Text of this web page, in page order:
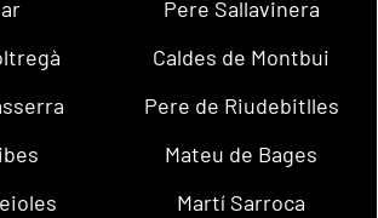
Pere Sallavinera
Caldes de Montbui
Pere de Riudebitlles
Mateu de Bages
Martí Sarroca